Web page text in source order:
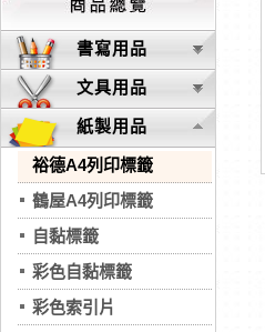
書寫用品
文具用品
紙製用品
裕德A4列印標籤
鶴屋A4列印標籤
自黏標籤
彩色自黏標籤
彩色索引片